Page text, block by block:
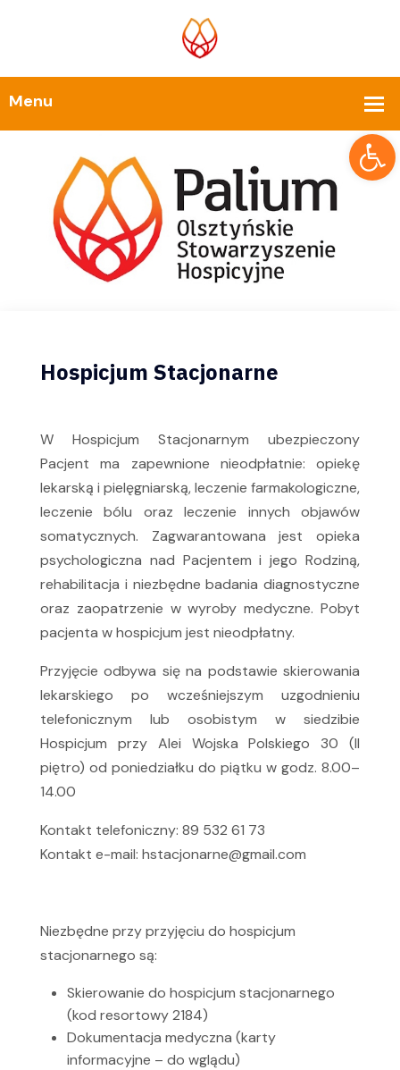
Hospicjum Stacjonarne
W Hospicjum Stacjonarnym ubezpieczony
Pacjent ma zapewnione nieodpłatnie: opiekę
lekarską i pielęgniarską, leczenie farmakologiczne,
leczenie bólu oraz leczenie innych objawów
somatycznych. Zagwarantowana jest opieka
psychologiczna nad Pacjentem i jego Rodziną,
rehabilitacja i niezbędne badania diagnostyczne
oraz zaopatrzenie w wyroby medyczne. Pobyt
pacjenta w hospicjum jest nieodpłatny.
Przyjęcie odbywa się na podstawie skierowania
lekarskiego po wcześniejszym uzgodnieniu
telefonicznym lub osobistym w siedzibie
Hospicjum przy Alei Wojska Polskiego 30 (II
piętro) od poniedziałku do piątku w godz. 8.00–
14.00
Kontakt telefoniczny: 89 532 61 73
Kontakt e-mail: hstacjonarne@gmail.com
Niezbędne przy przyjęciu do hospicjum
stacjonarnego są:
Skierowanie do hospicjum stacjonarnego
(kod resortowy 2184)
Dokumentacja medyczna (karty
informacyjne – do wglądu)